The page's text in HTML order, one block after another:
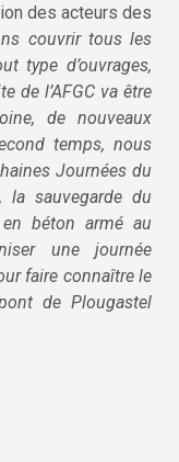
des acteurs des
couvrir tous les
type d’ouvrages,
de l’AFGC va être
de nouveaux
temps, nous
Journées du
la sauvegarde du
béton armé au
une journée
faire connaître le
de Plougastel